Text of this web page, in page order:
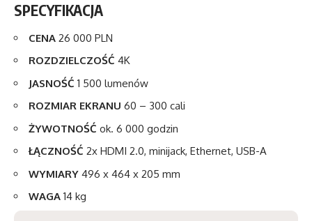
SPECYFIKACJA
CENA 26 000 PLN
ROZDZIELCZOŚĆ 4K
JASNOŚĆ 1 500 lumenów
ROZMIAR EKRANU 60 – 300 cali
ŻYWOTNOŚĆ ok. 6 000 godzin
ŁĄCZNOŚĆ 2x HDMI 2.0, minijack, Ethernet, USB-A
WYMIARY 496 x 464 x 205 mm
WAGA 14 kg